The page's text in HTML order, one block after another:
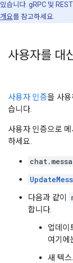
있습니다. gRPC 및
개요를 참고하세요.
사용자를 대
사용자 인증을 사
습니다.
사용자 인증으로
하세요.
다음과 같이
합니다.
업데이
여기에
새 텍